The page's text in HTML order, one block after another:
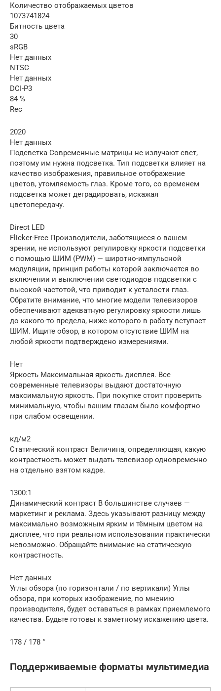
Количество отображаемых цветов
1073741824
Битность цвета
30
sRGB
Нет данных
NTSC
Нет данных
DCI-P3
84 %
Rec
2020
Нет данных
Подсветка Современные матрицы не излучают свет,
поэтому им нужна подсветка. Тип подсветки влияет на
качество изображения, правильное отображение
цветов, утомляемость глаз. Кроме того, со временем
подсветка может деградировать, искажая
цветопередачу.
Direct LED
Flicker-Free Производители, заботящиеся о вашем
зрении, не используют регулировку яркости подсветки
с помощью ШИМ (PWM) — широтно-импульсной
модуляции, принцип работы которой заключается во
включении и выключении светодиодов подсветки с
высокой частотой, что приводит к усталости глаз.
Обратите внимание, что многие модели телевизоров
обеспечивают адекватную регулировку яркости лишь
до какого-то предела, ниже которого в работу вступает
ШИМ. Ищите обзор, в котором отсутствие ШИМ на
любой яркости подтверждено измерениями.
Нет
Яркость Максимальная яркость дисплея. Все
современные телевизоры выдают достаточную
максимальную яркость. При покупке стоит проверить
минимальную, чтобы вашим глазам было комфортно
при слабом освещении.
кд/м2
Статический контраст Величина, определяющая, какую
контрастность может выдать телевизор одновременно
на отдельно взятом кадре.
1300:1
Динамический контраст В большинстве случаев —
маркетинг и реклама. Здесь указывают разницу между
максимально возможным ярким и тёмным цветом на
дисплее, что при реальном использовании практически
невозможно. Обращайте внимание на статическую
контрастность.
Нет данных
Углы обзора (по горизонтали / по вертикали) Углы
обзора, при которых изображение, по мнению
производителя, будет оставаться в рамках приемлемого
качества. Будьте готовы к заметному искажению цвета.
178 / 178 °
Поддерживаемые форматы мультимедиа